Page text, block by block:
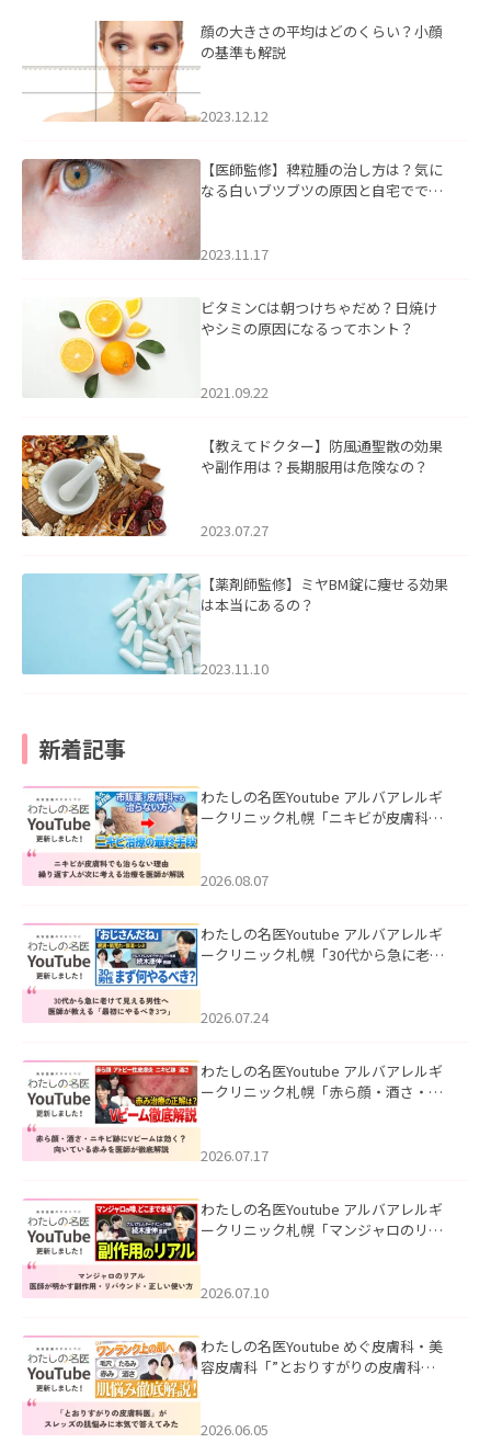
顔の大きさの平均はどのくらい？小顔
の基準も解説
2023.12.12
【医師監修】稗粒腫の治し方は？気に
なる白いブツブツの原因と自宅ででき
2023.11.17
ビタミンCは朝つけちゃだめ？日焼け
やシミの原因になるってホント？
2021.09.22
【教えてドクター】防風通聖散の効果
や副作用は？長期服用は危険なの？
2023.07.27
【薬剤師監修】ミヤBM錠に痩せる効果
は本当にあるの？
2023.11.10
新着記事
わたしの名医Youtube アルバアレルギ
ークリニック札幌「ニキビが皮膚科で
ました。
2026.08.07
わたしの名医Youtube アルバアレルギ
ークリニック札幌「30代から急に老け
た。
2026.07.24
わたしの名医Youtube アルバアレルギ
ークリニック札幌「赤ら顔・酒さ・ニ
した。
2026.07.17
わたしの名医Youtube アルバアレルギ
ークリニック札幌「マンジャロのリア
た。
2026.07.10
わたしの名医Youtube めぐ皮膚科・美
容皮膚科「”とおりすがりの皮膚科
2026.06.05